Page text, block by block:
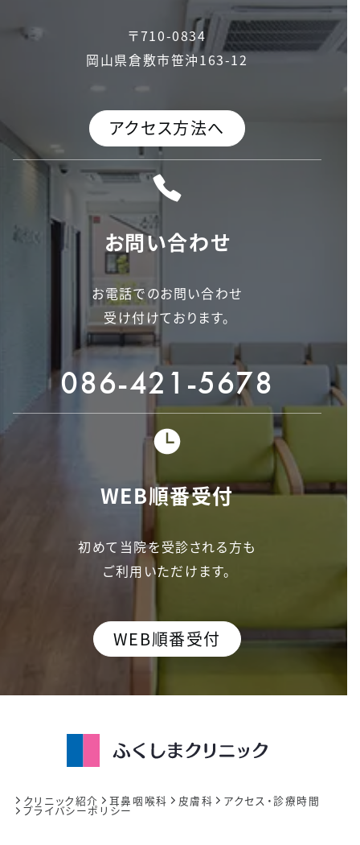
〒710-0834
岡山県倉敷市笹沖163-12
アクセス方法へ
お問い合わせ
お電話でのお問い合わせ
受け付けております。
086-421-5678
WEB順番受付
初めて当院を受診される方も
ご利用いただけます。
WEB順番受付
クリニック紹介 耳鼻咽喉科 皮膚科 アクセス・診療時間
プライバシーポリシー